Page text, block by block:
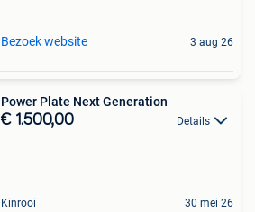
Bezoek website 3 aug 26
Power Plate Next Generation
€ 1.500,00 Details
Kinrooi 30 mei 26